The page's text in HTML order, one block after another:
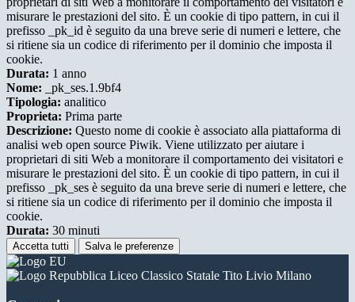
misurare le prestazioni del sito. È un cookie di tipo pattern, in cui il
prefisso _pk_id è seguito da una breve serie di numeri e lettere, che
si ritiene sia un codice di riferimento per il dominio che imposta il
cookie.
Durata: 1 anno
Nome: _pk_ses.1.9bf4
Tipologia: analitico
Proprieta: Prima parte
Descrizione: Questo nome di cookie è associato alla piattaforma di
analisi web open source Piwik. Viene utilizzato per aiutare i
proprietari di siti Web a monitorare il comportamento dei visitatori e
misurare le prestazioni del sito. È un cookie di tipo pattern, in cui il
prefisso _pk_ses è seguito da una breve serie di numeri e lettere, che
si ritiene sia un codice di riferimento per il dominio che imposta il
cookie.
Durata: 30 minuti
Accetta tutti Salva le preferenze
Liceo Classico Statale Tito Livio Milano